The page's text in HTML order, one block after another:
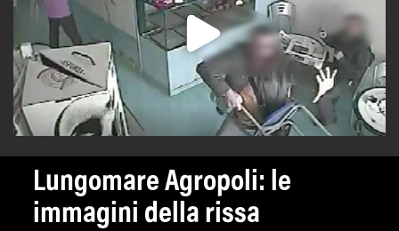
Lungomare Agropoli: le
immagini della rissa